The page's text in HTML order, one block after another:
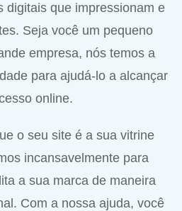
digitais que impressionam e
Seja você um pequeno
empresa, nós temos a
para ajudá-lo a alcançar
online.
o seu site é a sua vitrine
incansavelmente para
a sua marca de maneira
Com a nossa ajuda, você